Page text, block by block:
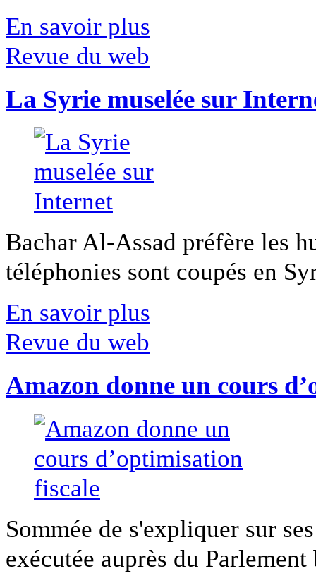
En savoir plus
Revue du web
La Syrie muselée sur
Bachar Al-Assad préfère les
téléphonies sont coupés en
En savoir plus
Revue du web
Amazon donne un cours
Sommée de s'expliquer sur
exécutée auprès du